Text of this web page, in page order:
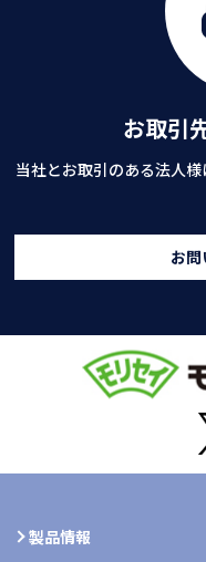
お取引
当社とお取引のある法人
お
製品情報